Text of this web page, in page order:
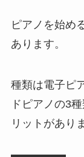
ピアノを始め
あります。
種類は電子ピ
ドピアノの3
リットがあり